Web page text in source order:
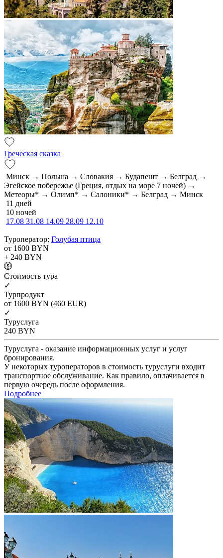
Греческая сказка
Минск → Польша → Словакия → Будапешт → Белград →
Эгейское побережье (Греция, отдых на море 7 ночей) →
Метеоры* → Олимп* → Салоники* → Белград → Минск
11 дней
10 ночей
17.08 31.08 14.09 28.09 12.10
Туроператор: Голубая птица
от 1600 BYN
+ 240 BYN
Cтоимость тура
✓
Турпродукт
от 1600 BYN (460 EUR)
✓
Туруслуга
240 BYN
Туруслуга - оказание информационных услуг и услуг
бронирования.
У некоторых туроператоров в стоимость туруслуги входит
транспортное обслуживание. Как правило, оплачивается в
первую очередь после оформления.
Подробнее